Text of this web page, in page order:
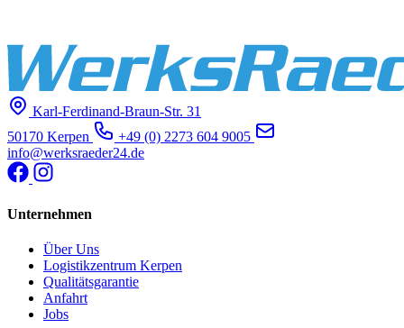
Karl-Ferdinand-Braun-Str. 31
50170 Kerpen
+49 (0) 2273 604 9005
info@werksraeder24.de
Unternehmen
Über Uns
Logistikzentrum Kerpen
Qualitätsgarantie
Anfahrt
Jobs